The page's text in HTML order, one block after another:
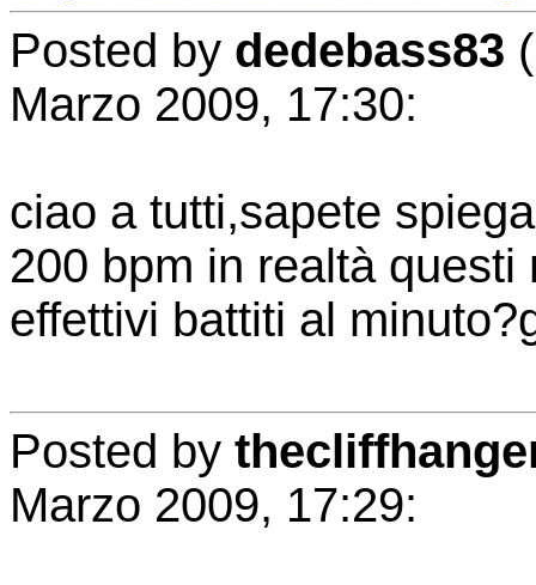
Posted by dedebass83
Marzo 2009, 17:30:
ciao a tutti,sapete
200 bpm in realtà
effettivi battiti al
Posted by
Marzo 2009, 17:29: